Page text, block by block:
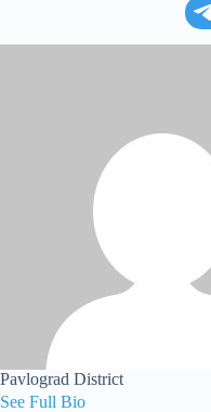
Pavlograd District
See Full Bio